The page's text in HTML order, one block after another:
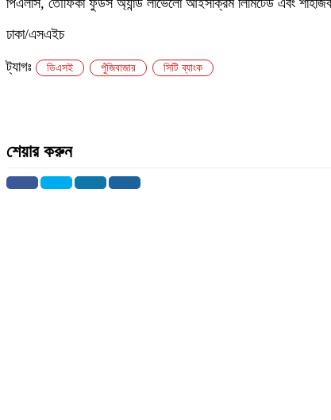
পিএলসি, তৌফিকা ফুডস অ্যান্ড লাভেলো আইসক্রিম লিমিটেড এবং
ঢাকা/এসএইচ
ট্যাগঃ ডিএসই পুঁজিবাজার সিটি ব্যাংক
শেয়ার করুন